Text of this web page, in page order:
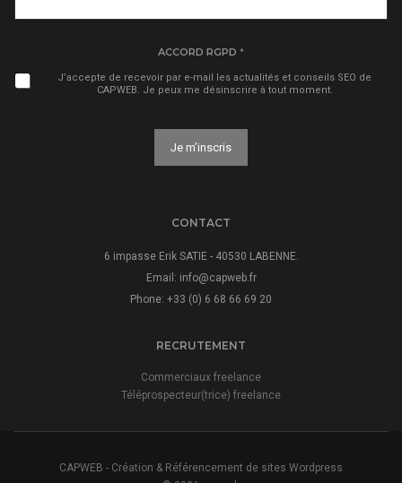
ACCORD RGPD *
J’accepte de recevoir par e-mail les actualités et conseils SEO de
CAPWEB. Je peux me désinscrire à tout moment.
Je m’inscris
e
n
a
e
CONTACT
6 impasse Erik SATIE - 40530 LABENNE.
Email: info@capweb.fr
Phone: +33 (0) 6 68 66 69 20
RECRUTEMENT
Commerciaux freelance
Téléprospecteur(trice) freelance
CAPWEB - Création & Référencement de sites Wordpress